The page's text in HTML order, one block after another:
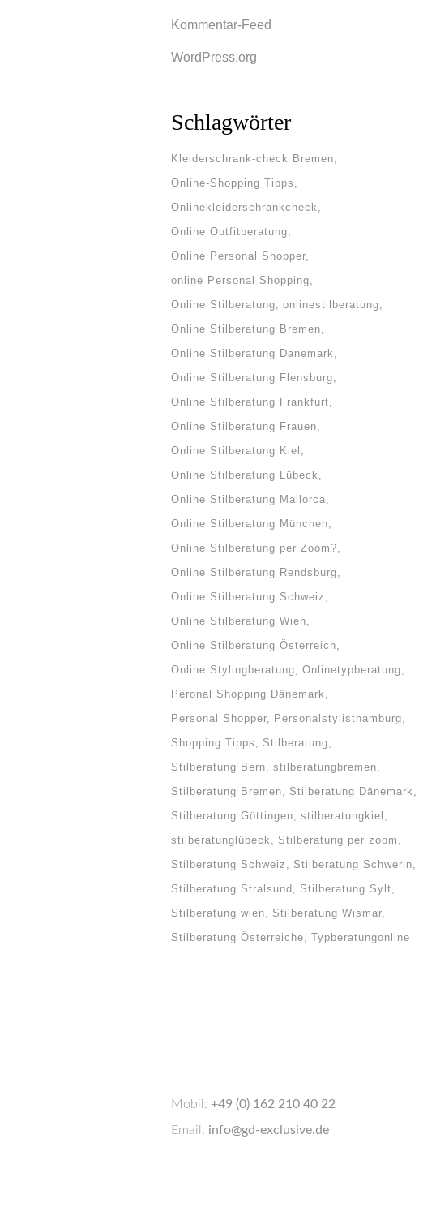
Kommentar-Feed
WordPress.org
Schlagwörter
Kleiderschrank-check Bremen
Online-Shopping Tipps
Onlinekleiderschrankcheck
Online Outfitberatung
Online Personal Shopper
online Personal Shopping
Online Stilberatung
onlinestilberatung
Online Stilberatung Bremen
Online Stilberatung Dänemark
Online Stilberatung Flensburg
Online Stilberatung Frankfurt
Online Stilberatung Frauen
Online Stilberatung Kiel
Online Stilberatung Lübeck
Online Stilberatung Mallorca
Online Stilberatung München
Online Stilberatung per Zoom?
Online Stilberatung Rendsburg
Online Stilberatung Schweiz
Online Stilberatung Wien
Online Stilberatung Österreich
Online Stylingberatung
Onlinetypberatung
Peronal Shopping Dänemark
Personal Shopper
Personalstylisthamburg
Shopping Tipps
Stilberatung
Stilberatung Bern
stilberatungbremen
Stilberatung Bremen
Stilberatung Dänemark
Stilberatung Göttingen
stilberatungkiel
stilberatunglübeck
Stilberatung per zoom
Stilberatung Schweiz
Stilberatung Schwerin
Stilberatung Stralsund
Stilberatung Sylt
Stilberatung wien
Stilberatung Wismar
Stilberatung Österreiche
Typberatungonline
Mobil: +49 (0) 162 210 40 22
Email: info@gd-exclusive.de